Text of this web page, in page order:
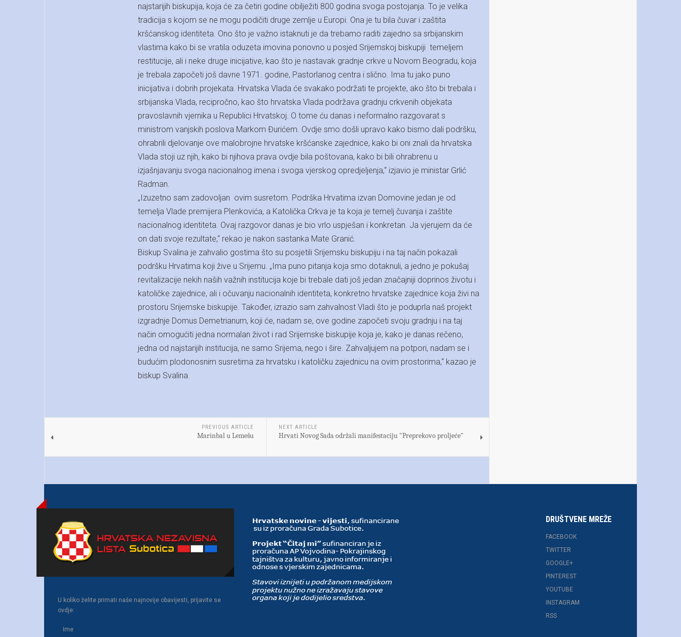
najstarijih biskupija, koja će za četiri godine obilježiti 800 godina svoga postojanja. To je velika
tradicija s kojom se ne mogu podičiti druge zemlje u Europi. Ona je tu bila čuvar i zaštita
kršćanskog identiteta. Ono što je važno istaknuti je da trebamo raditi zajedno sa srbijanskim
vlastima kako bi se vratila oduzeta imovina ponovno u posjed Srijemskoj biskupiji temeljem
restitucije, ali i neke druge inicijative, kao što je nastavak gradnje crkve u Novom Beogradu, koja
je trebala započeti još davne 1971. godine, Pastorlanog centra i slično. Ima tu jako puno
inicijativa i dobrih projekata. Hrvatska Vlada će svakako podržati te projekte, ako što bi trebala i
srbijanska Vlada, recipročno, kao što hrvatska Vlada podržava gradnju crkvenih objekata
pravoslavnih vjernika u Republici Hrvatskoj. O tome ću danas i neformalno razgovarat s
ministrom vanjskih poslova Markom Đurićem. Ovdje smo došli upravo kako bismo dali podršku,
ohrabrili djelovanje ove malobrojne hrvatske kršćanske zajednice, kako bi oni znali da hrvatska
Vlada stoji uz njih, kako bi njihova prava ovdje bila poštovana, kako bi bili ohrabrenu u
izjašnjavanju svoga nacionalnog imena i svoga vjerskog opredjeljenja,“ izjavio je ministar Grlić
Radman.
„Izuzetno sam zadovoljan ovim susretom. Podrška Hrvatima izvan Domovine jedan je od
temelja Vlade premijera Plenkovića, a Katolička Crkva je ta koja je temelj čuvanja i zaštite
nacionalnog identiteta. Ovaj razgovor danas je bio vrlo uspješan i konkretan. Ja vjerujem da će
on dati svoje rezultate,“ rekao je nakon sastanka Mate Granić.
Biskup Svalina je zahvalio gostima što su posjetili Srijemsku biskupiju i na taj način pokazali
podršku Hrvatima koji žive u Srijemu. „Ima puno pitanja koja smo dotaknuli, a jedno je pokušaj
revitalizacije nekih naših važnih institucija koje bi trebale dati još jedan značajniji doprinos životu i
katoličke zajednice, ali i očuvanju nacionalnih identiteta, konkretno hrvatske zajednice koja živi na
prostoru Srijemske biskupije. Također, izrazio sam zahvalnost Vladi što je poduprla naš projekt
izgradnje Domus Demetrianum, koji će, nadam se, ove godine započeti svoju gradnju i na taj
način omogućiti jedna normalan život i rad Srijemske biskupije koja je, kako je danas rečeno,
jedna od najstarijih institucija, ne samo Srijema, nego i šire. Zahvaljujem na potpori, nadam se i
budućim plodonosnim susretima za hrvatsku i katoličku zajednicu na ovim prostorima,“ kazao je
biskup Svalina.
PREVIOUS ARTICLE
Marinbal u Lemešu
NEXT ARTICLE
Hrvati Novog Sada održali manifestaciju "Preprekovo proljeće"
U koliko želite primati naše najnovije obavijesti, prijavite se
ovdje:
DRUŠTVENE MREŽE
FACEBOOK
TWITTER
GOOGLE+
PINTEREST
YOUTUBE
INSTAGRAM
RSS